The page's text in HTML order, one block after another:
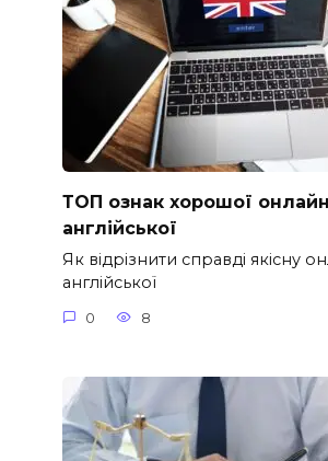
ТОП ознак хорошої
англійської
Як відрізнити справді якісну
англійської
0 8